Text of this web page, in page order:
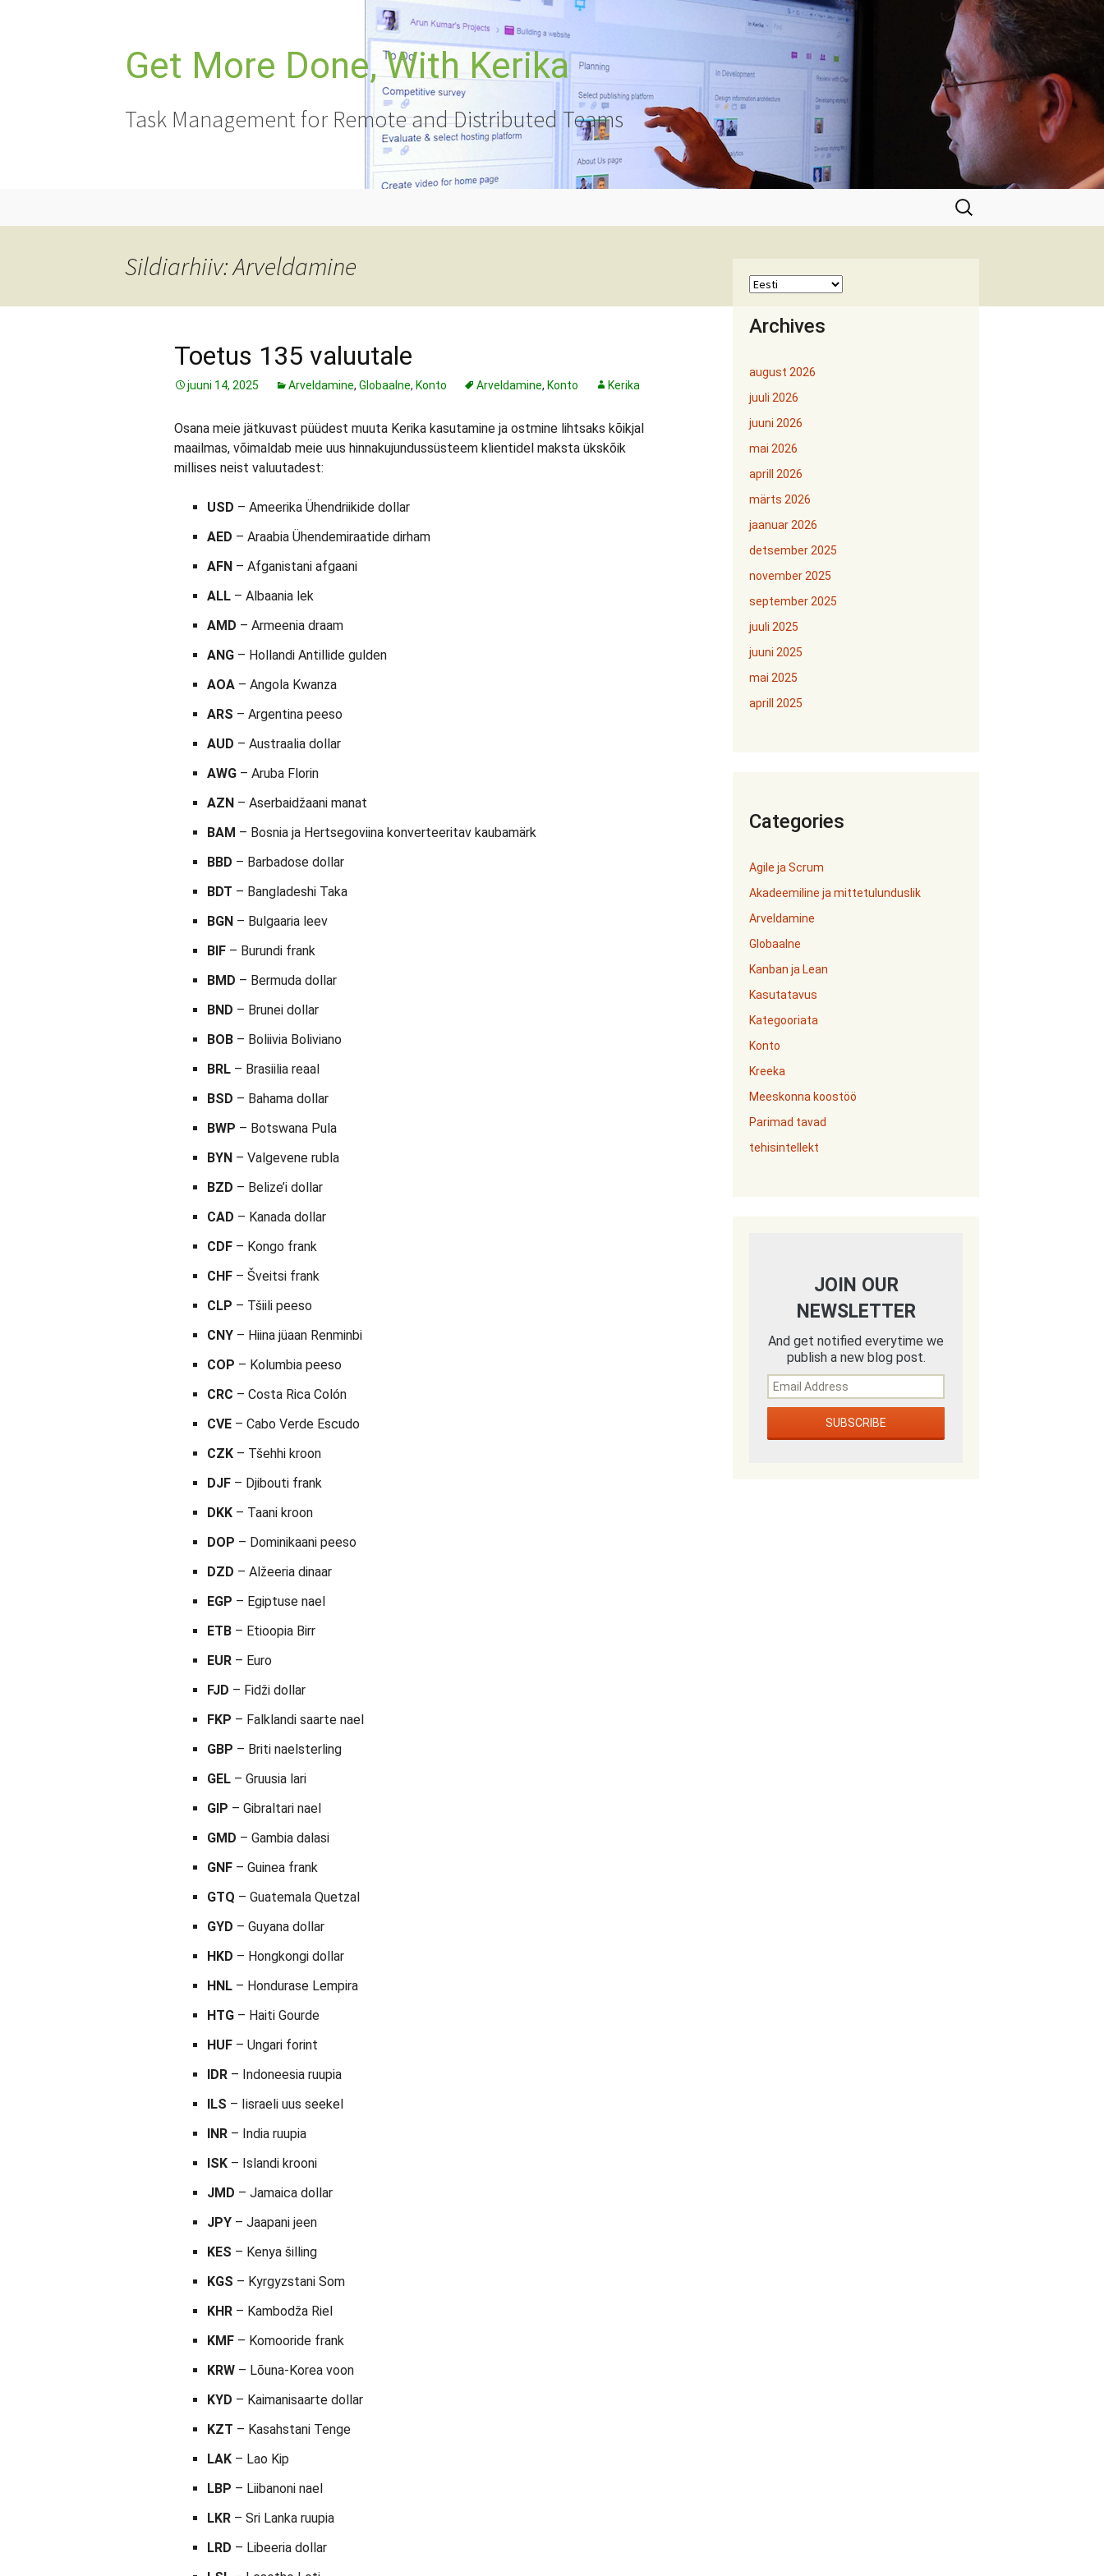
Get More Done, With Kerika
Task Management for Remote and Distributed Teams
Otsi:
Sildiarhiiv: Arveldamine
Toetus 135 valuutale
juuni 14, 2025 Arveldamine, Globaalne, Konto Arveldamine, Konto Kerika
Osana meie jätkuvast püüdest muuta Kerika kasutamine ja ostmine lihtsaks kõikjal
maailmas, võimaldab meie uus hinnakujundussüsteem klientidel maksta ükskõik
millises neist valuutadest:
USD – Ameerika Ühendriikide dollar
AED – Araabia Ühendemiraatide dirham
AFN – Afganistani afgaani
ALL – Albaania lek
AMD – Armeenia draam
ANG – Hollandi Antillide gulden
AOA – Angola Kwanza
ARS – Argentina peeso
AUD – Austraalia dollar
AWG – Aruba Florin
AZN – Aserbaidžaani manat
BAM – Bosnia ja Hertsegoviina konverteeritav kaubamärk
BBD – Barbadose dollar
BDT – Bangladeshi Taka
BGN – Bulgaaria leev
BIF – Burundi frank
BMD – Bermuda dollar
BND – Brunei dollar
BOB – Boliivia Boliviano
BRL – Brasiilia reaal
BSD – Bahama dollar
BWP – Botswana Pula
BYN – Valgevene rubla
BZD – Belize’i dollar
CAD – Kanada dollar
CDF – Kongo frank
CHF – Šveitsi frank
CLP – Tšiili peeso
CNY – Hiina jüaan Renminbi
COP – Kolumbia peeso
CRC – Costa Rica Colón
CVE – Cabo Verde Escudo
CZK – Tšehhi kroon
DJF – Djibouti frank
DKK – Taani kroon
DOP – Dominikaani peeso
DZD – Alžeeria dinaar
EGP – Egiptuse nael
ETB – Etioopia Birr
EUR – Euro
FJD – Fidži dollar
FKP – Falklandi saarte nael
GBP – Briti naelsterling
GEL – Gruusia lari
GIP – Gibraltari nael
GMD – Gambia dalasi
GNF – Guinea frank
GTQ – Guatemala Quetzal
GYD – Guyana dollar
HKD – Hongkongi dollar
HNL – Hondurase Lempira
HTG – Haiti Gourde
HUF – Ungari forint
IDR – Indoneesia ruupia
ILS – Iisraeli uus seekel
INR – India ruupia
ISK – Islandi krooni
JMD – Jamaica dollar
JPY – Jaapani jeen
KES – Kenya šilling
KGS – Kyrgyzstani Som
KHR – Kambodža Riel
KMF – Komooride frank
KRW – Lõuna-Korea voon
KYD – Kaimanisaarte dollar
KZT – Kasahstani Tenge
LAK – Lao Kip
LBP – Liibanoni nael
LKR – Sri Lanka ruupia
LRD – Libeeria dollar
Archives
august 2026
juuli 2026
juuni 2026
mai 2026
aprill 2026
märts 2026
jaanuar 2026
detsember 2025
november 2025
september 2025
juuli 2025
juuni 2025
mai 2025
aprill 2025
Categories
Agile ja Scrum
Akadeemiline ja mittetulunduslik
Arveldamine
Globaalne
Kanban ja Lean
Kasutatavus
Kategooriata
Konto
Kreeka
Meeskonna koostöö
Parimad tavad
tehisintellekt
JOIN OUR
NEWSLETTER
And get notified everytime we
publish a new blog post.